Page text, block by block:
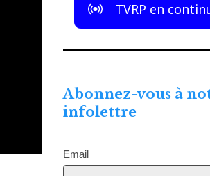
TVRP en
Abonnez-vous à
infolettre
Email